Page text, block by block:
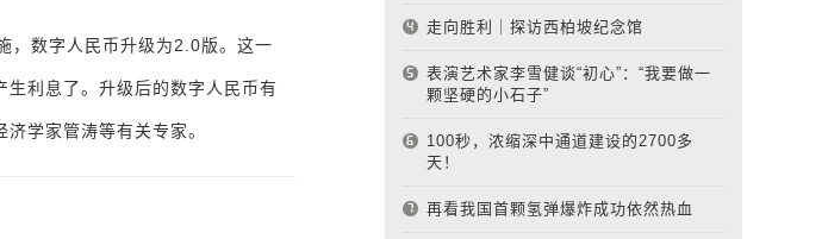
，数字人民币升级为2.0版。这一
利息了。升级后的数字人民币有
学家管涛等有关专家。
走向胜利｜探访西柏坡纪念馆
表演艺术家李雪健谈“初心”：“我要做一
颗坚硬的小石子”
100秒，浓缩深中通道建设的2700多
天！
再看我国首颗氢弹爆炸成功依然热血